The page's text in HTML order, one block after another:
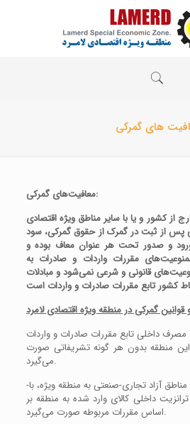
های گمرکی
معافیت‌های گمرکی:
از کشور و یا با سایر مناطق ویژه اقتصادی
پس از ثبت در گمرک از حقوق گمرکی، سود
و صدور تحت هر عنوان معاف بوده و
مقررات واردات و صادرات به
قانونی و شرعی نمی‌شود و مبادلات
مصرف داخلی تابع مقررات صادرات و واردات
منطقه بدون هر گونه تشریفاتی صورت
می‌گیرد.
-ورود کالا از خارج از کشور یا مناطق آزاد تجاری-صنعتی به منطقه ویژه، با
داخلی کالای وارد شده به منطقه بر
اساس مقررات مربوطه صورت می‌گیرد.